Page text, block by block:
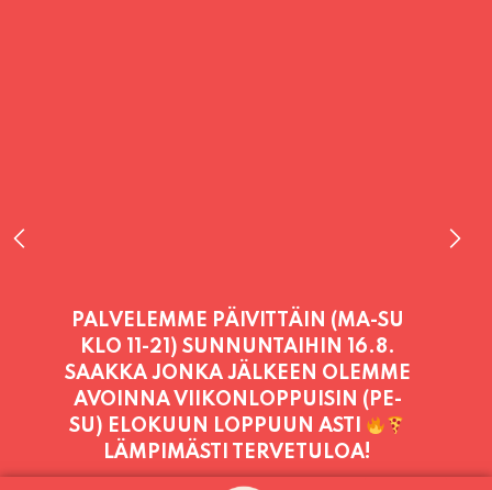
PALVELEMME PÄIVITTÄIN (MA-SU
KLO 11-21) SUNNUNTAIHIN 16.8.
SAAKKA JONKA JÄLKEEN OLEMME
AVOINNA VIIKONLOPPUISIN (PE-
SU) ELOKUUN LOPPUUN ASTI
LÄMPIMÄSTI TERVETULOA!
PALVELEMME TÄNÄÄN: